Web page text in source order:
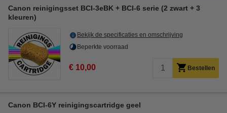
Canon reinigingsset BCI-3eBK + BCI-6 serie (2 zwart + 3
kleuren)
Bekijk de specificaties en omschrijving
Beperkte voorraad
€ 10,00 Bestellen
Canon BCI-6Y reinigingscartridge geel